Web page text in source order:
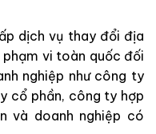
dịch vụ thay đổi địa
vi toàn quốc đối
nghiệp như công ty
cổ phần, công ty hợp
và doanh nghiệp có